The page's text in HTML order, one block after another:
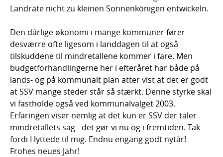
Landräte nicht zu kleinen Sonnenkönigen entwickeln.
Den dårlige økonomi i mange kommuner fører
desværre ofte ligesom i landdagen til at også
tilskuddene til mindretallene kommer i fare. Men
budgetforhandlingerne her i efteråret har både på
lands- og på kommunalt plan atter vist at det er godt
at SSV mange steder står så stærkt. Denne styrke skal
vi fastholde også ved kommunalvalget 2003.
Erfaringen viser nemlig at det kun er SSV der taler
mindretallets sag - det gør vi nu og i fremtiden. Tak
fordi I lyttede til mig. Endnu engang godt nytår!
Frohes neues Jahr!